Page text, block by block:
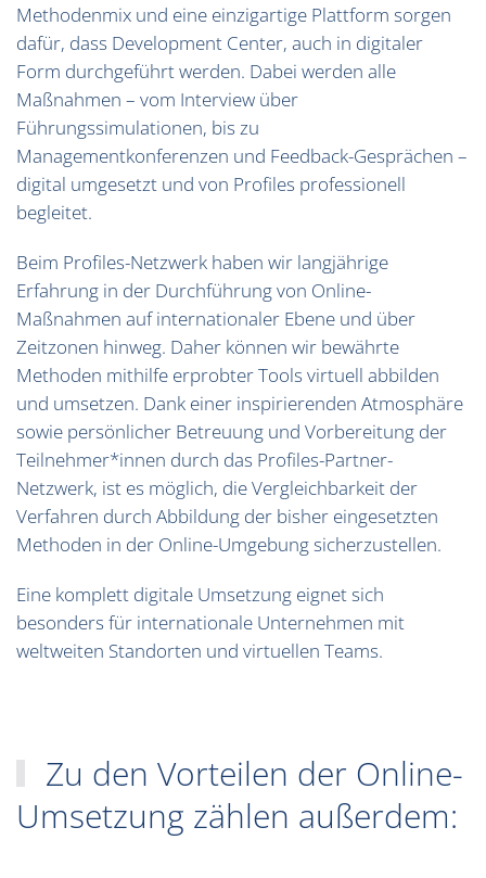
Methodenmix und eine einzigartige Plattform sorgen
dafür, dass Development Center, auch in digitaler
Form durchgeführt werden. Dabei werden alle
Maßnahmen – vom Interview über
Führungssimulationen, bis zu
Managementkonferenzen und Feedback-Gesprächen –
digital umgesetzt und von Profiles professionell
begleitet.
Beim Profiles-Netzwerk haben wir langjährige
Erfahrung in der Durchführung von Online-
Maßnahmen auf internationaler Ebene und über
Zeitzonen hinweg. Daher können wir bewährte
Methoden mithilfe erprobter Tools virtuell abbilden
und umsetzen. Dank einer inspirierenden Atmosphäre
sowie persönlicher Betreuung und Vorbereitung der
Teilnehmer*innen durch das Profiles-Partner-
Netzwerk, ist es möglich, die Vergleichbarkeit der
Verfahren durch Abbildung der bisher eingesetzten
Methoden in der Online-Umgebung sicherzustellen.
Eine komplett digitale Umsetzung eignet sich
besonders für internationale Unternehmen mit
weltweiten Standorten und virtuellen Teams.
Zu den Vorteilen der Online-
Umsetzung zählen außerdem: